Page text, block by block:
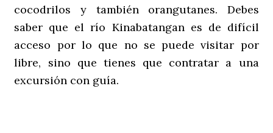
cocodrilos y también orangutanes. Debes
saber que el río Kinabatangan es de difícil
acceso por lo que no se puede visitar por
libre, sino que tienes que contratar a una
excursión con guía.